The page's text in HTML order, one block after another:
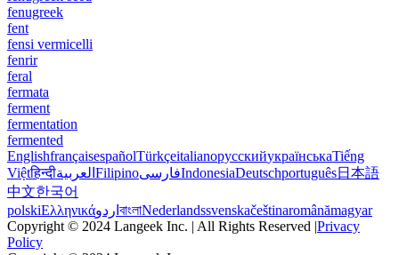
fenugreek
fent
fensi vermicelli
fenrir
feral
fermata
ferment
fermentation
fermented
EnglishfrançaisespañolTürkçeitalianoрусскийукраїнськаTiếng
Việtहिन्दीالعربية FilipinoفارسیIndonesiaDeutschportuguês日本語
中文한국어
polskiΕλληνικάاردو বাংলাNederlandssvenskačeštinaromânămagyar
Copyright © 2024 Langeek Inc. | All Rights Reserved |Privacy
Policy